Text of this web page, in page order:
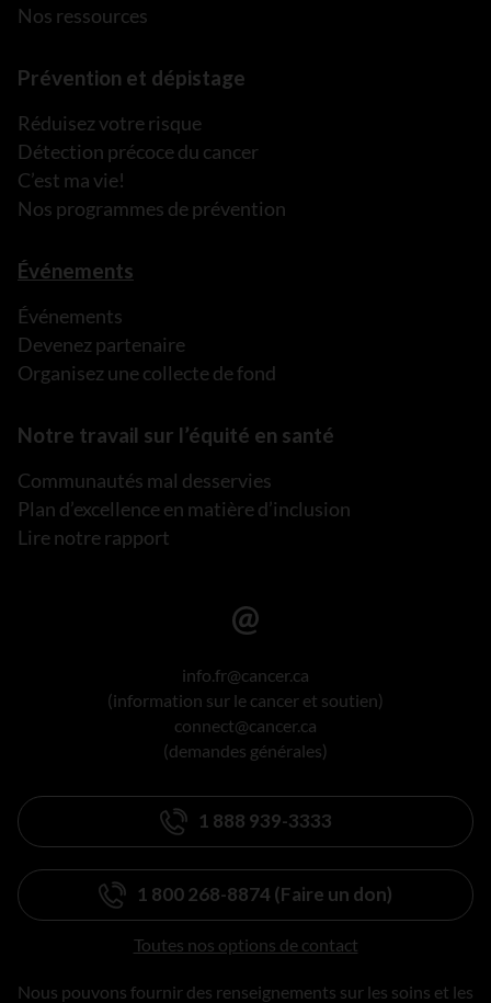
Nos ressources
Prévention et dépistage
Réduisez votre risque
Détection précoce du cancer
C’est ma vie!
Nos programmes de prévention
Événements
Événements
Devenez partenaire
Organisez une collecte de fond
Notre travail sur l’équité en santé
Communautés mal desservies
Plan d’excellence en matière d’inclusion
Lire notre rapport
info.fr@cancer.ca
(information sur le cancer et soutien)
connect@cancer.ca
(demandes générales)
1 888 939-3333
1 800 268-8874 (Faire un don)
Toutes nos options de contact
Nous pouvons fournir des renseignements sur les soins et les